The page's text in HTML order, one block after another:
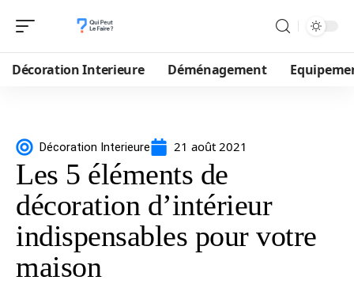
Décoration Interieure Déménagement
Décoration Interieure 21 août 2021
Les 5 éléments de
décoration d’intérieur
indispensables pour votre
maison